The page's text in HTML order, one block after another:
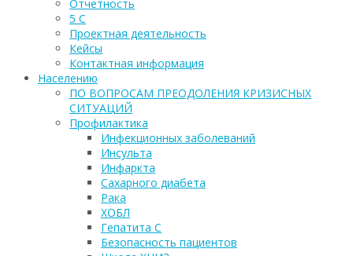
Отчетность
5 С
Проектная деятельность
Кейсы
Контактная информация
Населению
ПО ВОПРОСАМ ПРЕОДОЛЕНИЯ КРИЗИСНЫХ
СИТУАЦИЙ
Профилактика
Инфекционных заболеваний
Инсульта
Инфаркта
Сахарного диабета
Рака
ХОБЛ
Гепатита С
Безопасность пациентов